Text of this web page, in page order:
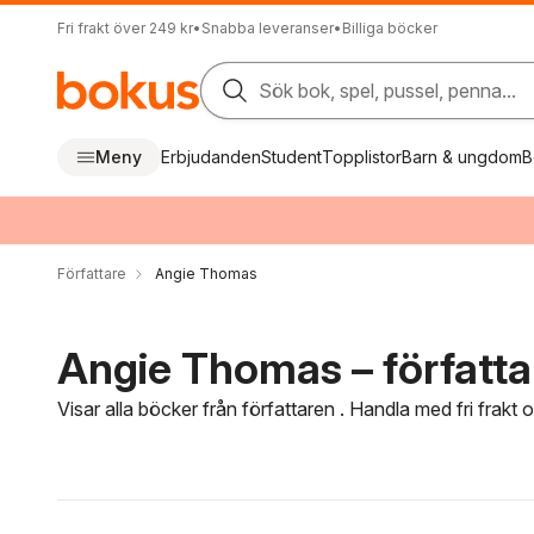
Fri frakt över 249 kr• Snabba leveranser• Billiga böcker
Sök bok, spel, pussel, penna...
Meny ErbjudandenStudentTopplistorBarn & ungdom
Författare Angie Thomas
Angie Thomas –
Visar alla böcker från författaren . Handla med fri frakt